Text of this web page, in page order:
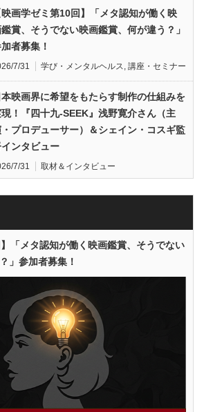
映画学ゼミ第10回】「メタ認知が働く映
賞、そうでない映画鑑賞、何が違う？」
者募集！
7/31 学び・メンタルヘルス 講座・セミナー
本映画界に希望をもたらす制作の仕組みを
！『四十九-SEEK』浅野寛介さん（主
プロデューサー）＆シェイン・コスギ監
ンタビュー
7/31 取材＆インタビュー
】「メタ認知が働く映画鑑賞、そうでない
」参加者募集！